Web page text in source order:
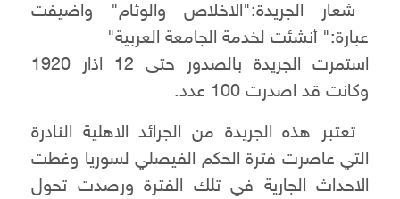
شعار الجريدة:"الاخلاص والوئام" واضيفت
عبارة:" أنشئت لخدمة الجامعة العربية"
استمرت الجريدة بالصدور حتى 12 اذار 1920
وكانت قد اصدرت 100 عدد.
تعتبر هذه الجريدة من الجرائد الاهلية النادرة
التي عاصرت فترة الحكم الفيصلي لسوريا وغطت
الاحداث الجارية في تلك الفترة ورصدت تحول